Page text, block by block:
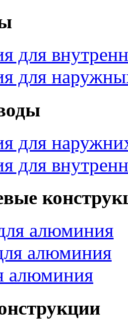
для
для
для
для
алюминия
алюминия
алюминия